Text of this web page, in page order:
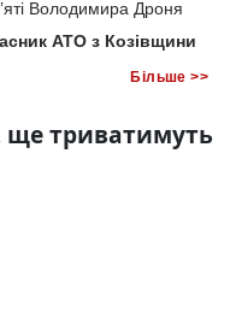
Володимира Дроня
АТО з Козівщини
Більше >>
ще триватимуть